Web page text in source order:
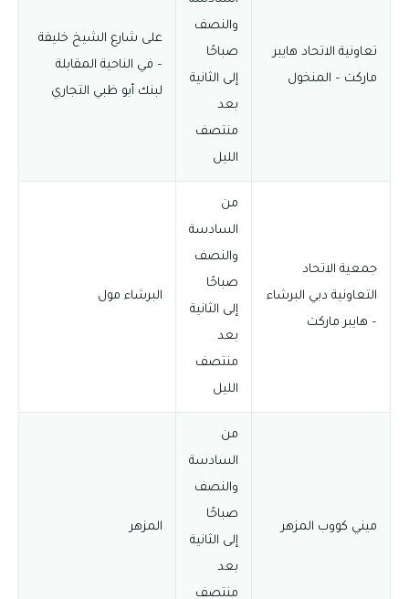
تعاونية الاتحاد هايبر
ماركت – المنخول
والنصف
صباحًا
إلى الثانية
بعد
منتصف
الليل
على شارع الشيخ خليفة
– في الناحية المقابلة
لبنك أبو ظبي التجاري
جمعية الاتحاد
التعاونية دبي البرشاء
– هايبر ماركت
من
السادسة
والنصف
صباحًا
إلى الثانية
بعد
منتصف
الليل
البرشاء مول
ميني كووب المزهر
من
السادسة
والنصف
صباحًا
إلى الثانية
بعد
منتصف
المزهر